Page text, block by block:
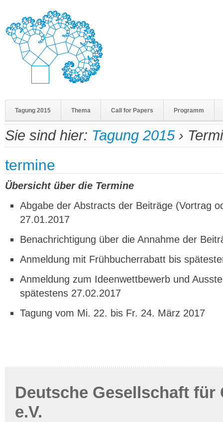
Tagung 2015 Thema Call for Papers Programm
Sie sind hier: Tagung 2015 ›
termine
Übersicht über die Termine
Abgabe der Abstracts der Beiträge (Vortrag
27.01.2017
Benachrichtigung über die Annahme der
Anmeldung mit Frühbucherrabatt bis
Anmeldung zum Ideenwettbewerb und
spätestens 27.02.2017
Tagung vom Mi. 22. bis Fr. 24. März 2017
Deutsche Gesellschaft für
e.V.